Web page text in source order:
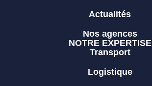
Actualités
Nos agences
NOTRE EXPERTISE
Transport
Logistique